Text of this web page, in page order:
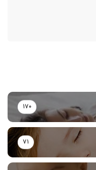
170
71